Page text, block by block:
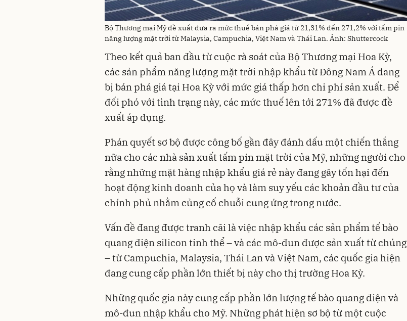
Bộ Thương mại Mỹ đề xuất đưa ra mức thuế bán phá giá từ 21,31% đến 271,2% với tấm pin
năng lượng mặt trời từ Malaysia, Campuchia, Việt Nam và Thái Lan. Ảnh: Shuttercock
Theo kết quả ban đầu từ cuộc rà soát của Bộ Thương mại Hoa Kỳ,
các sản phẩm năng lượng mặt trời nhập khẩu từ Đông Nam Á đang
bị bán phá giá tại Hoa Kỳ với mức giá thấp hơn chi phí sản xuất. Để
đối phó với tình trạng này, các mức thuế lên tới 271% đã được đề
xuất áp dụng.
Phán quyết sơ bộ được công bố gần đây đánh dấu một chiến thắng
nữa cho các nhà sản xuất tấm pin mặt trời của Mỹ, những người cho
rằng những mặt hàng nhập khẩu giá rẻ này đang gây tổn hại đến
hoạt động kinh doanh của họ và làm suy yếu các khoản đầu tư của
chính phủ nhằm củng cố chuỗi cung ứng trong nước.
Vấn đề đang được tranh cãi là việc nhập khẩu các sản phẩm tế bào
quang điện silicon tinh thể – và các mô-đun được sản xuất từ chúng
– từ Campuchia, Malaysia, Thái Lan và Việt Nam, các quốc gia hiện
đang cung cấp phần lớn thiết bị này cho thị trường Hoa Kỳ.
Những quốc gia này cung cấp phần lớn lượng tế bào quang điện và
mô-đun nhập khẩu cho Mỹ. Những phát hiện sơ bộ từ một cuộc